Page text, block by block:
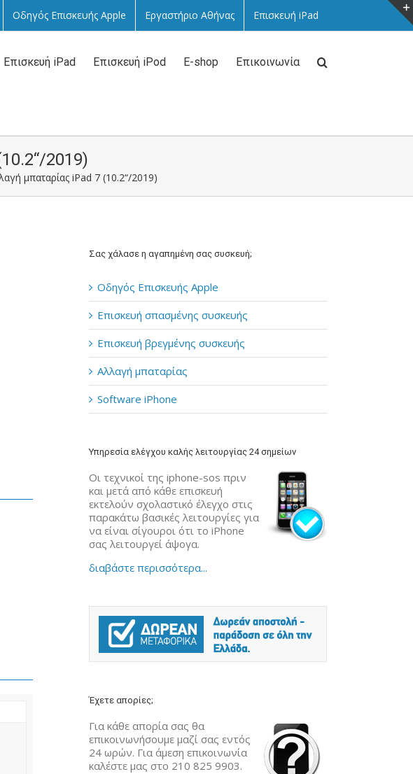
Οδηγός Επισκευής Apple Εργαστήριο Αθήνας Επισκευή iPad
Επισκευή iPad Επισκευή iPod E-shop Επικοινωνία
2019)
μπαταρίας iPad 7 (10.2“/2019)
Σας χάλασε η αγαπημένη σας συσκευή;
Οδηγός Επισκευής Apple
Επισκευή σπασμένης συσκευής
Επισκευή βρεγμένης συσκευής
Αλλαγή μπαταρίας
Software iPhone
Υπηρεσία ελέγχου καλής λειτουργίας 24 σημείων
Οι τεχνικοί της iphone-sos πριν
και μετά από κάθε επισκευή
εκτελούν σχολαστικό έλεγχο στις
παρακάτω βασικές λειτουργίες για
να είναι σίγουροι ότι το iPhone
σας λειτουργεί άψογα.
διαβάστε περισσότερα...
Έχετε απορίες;
Για κάθε απορία σας θα
επικοινωνήσουμε μαζί σας εντός
24 ωρών. Για άμεση επικοινωνία
καλέστε μας στο 210 825 9903.